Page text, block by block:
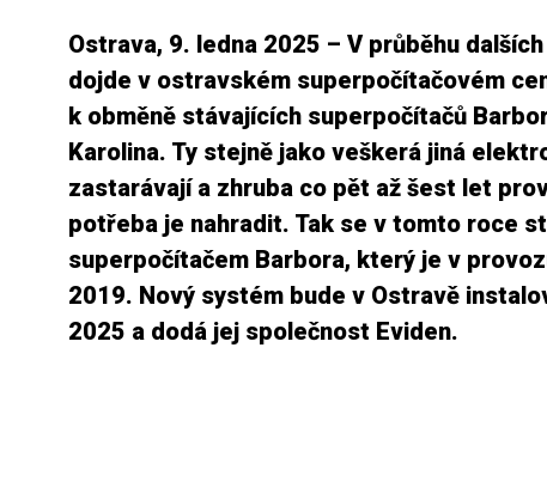
Ostrava, 9. ledna 2025 – V průběhu
dojde v ostravském superpočítačovém
k obměně stávajících superpočítačů
Karolina. Ty stejně jako veškerá jiná
zastarávají a zhruba co pět až šest let
potřeba je nahradit. Tak se v tomto roce
superpočítačem Barbora, který je v
2019. Nový systém bude v Ostravě
2025 a dodá jej společnost Eviden.